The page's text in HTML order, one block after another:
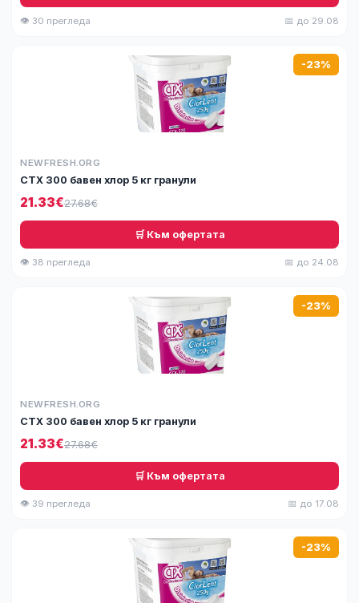
👁 30 прегледа 📅 до 29.08
-23%
NEWFRESH.ORG
СТХ 300 бавен хлор 5 кг гранули
21.33€27.68€
🛒 Към офертата
👁 38 прегледа 📅 до 24.08
-23%
NEWFRESH.ORG
СТХ 300 бавен хлор 5 кг гранули
21.33€27.68€
🛒 Към офертата
👁 39 прегледа 📅 до 17.08
-23%